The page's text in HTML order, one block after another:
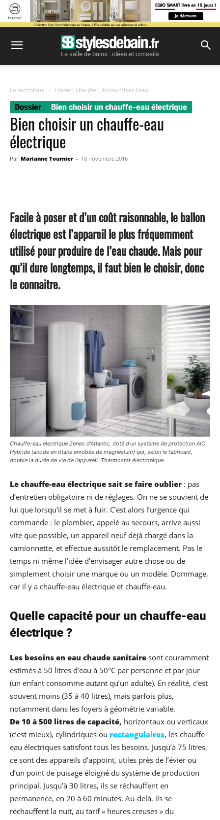
La salle de bains : idées et conseils
La technique Traiter, chauffer, économiser l’eau
Dossier Bien choisir un chauffe-eau électrique
Bien choisir un chauffe-eau
électrique
Par Marianne Tournier - 18 novembre 2016
Facile à poser et d’un coût raisonnable, le ballon
électrique est l’appareil le plus fréquemment
utilisé pour produire de l’eau chaude. Mais pour
qu’il dure longtemps, il faut bien le choisir, donc
le connaitre.
Chauffe-eau électrique Zeneo d’Atlantic, doté d’un système de protection AIC
Hybride (anode en titane enrobée de magnésium) qui, selon le fabricant,
double la durée de vie de l’appareil. Thermostat électronique.
Le chauffe-eau électrique sait se faire oublier : pas
d’entretien obligatoire ni de réglages. On ne se souvient de
lui que lorsqu’il se met à fuir. C’est alors l’urgence qui
commande : le plombier, appelé au secours, arrive aussi
vite que possible, un appareil neuf déjà chargé dans la
camionnette, et effectue aussitôt le remplacement. Pas le
temps ni même l’idée d’envisager autre chose ou de
simplement choisir une marque ou un modèle. Dommage,
car il y a chauffe-eau électrique et chauffe-eau.
Quelle capacité pour un chauffe-eau
électrique ?
Les besoins en eau chaude sanitaire sont couramment
estimés à 50 litres d’eau à 50°C par personne et par jour
(un enfant consomme autant qu’un adulte). En réalité, c’est
souvent moins (35 à 40 litres), mais parfois plus,
notamment dans les foyers à géométrie variable.
De 10 à 500 litres de capacité, horizontaux ou verticaux
(c’est mieux), cylindriques ou rectangulaires, les chauffe-
eau électriques satisfont tous les besoins. Jusqu’à 75 litres,
ce sont des appareils d’appoint, utiles près de l’évier ou
d’un point de puisage éloigné du système de production
principal. Jusqu’à 30 litres, ils se réchauffent en
permanence, en 20 à 60 minutes. Au-delà, ils se
réchauffent la nuit, au tarif « heures creuses » du